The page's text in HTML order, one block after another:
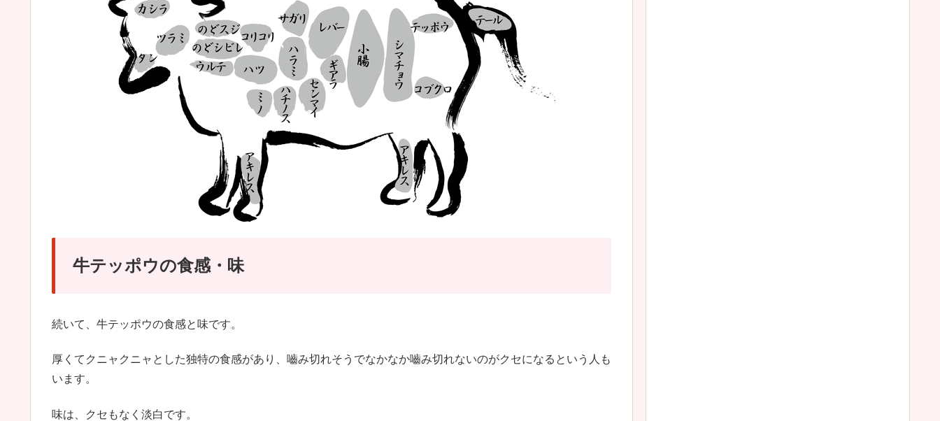
牛テッポウの食感・味
続いて、牛テッポウの食感と味です。
厚くてクニャクニャとした独特の食感があり、嚙み切れそうでなかなか嚙み切れないのがクセになるという人も
います。
味は、クセもなく淡白です。